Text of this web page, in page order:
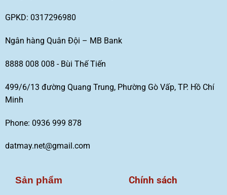
GPKD: 0317296980
Ngân hàng Quân Đội – MB Bank
8888 008 008 - Bùi Thế Tiến
499/6/13 đường Quang Trung, Phường Gò Vấp, TP. Hồ Chí
Minh
Phone: 0936 999 878
datmay.net@gmail.com
Sản phẩm Chính sách